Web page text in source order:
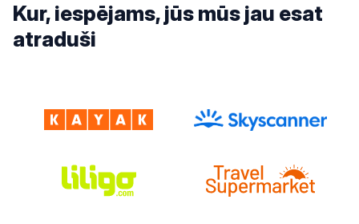
Kur, iespējams, jūs mūs jau esat
atraduši